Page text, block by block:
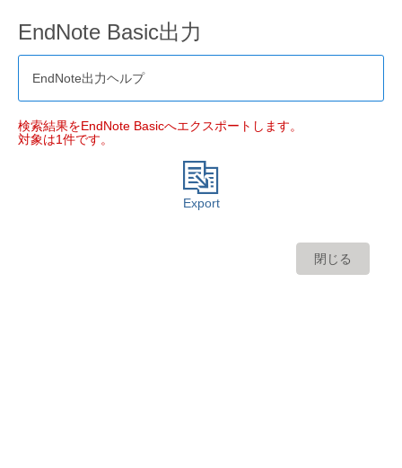
EndNote Basic出力
EndNote出力ヘルプ
検索結果をEndNote Basicへエクスポートします。
対象は1件です。
Export